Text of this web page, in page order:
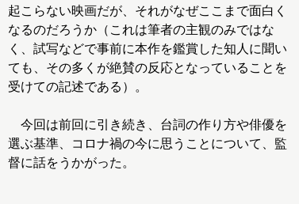
起こらない映画だが、それがなぜここまで面白く
なるのだろうか（これは筆者の主観のみではな
く、試写などで事前に本作を鑑賞した知人に聞い
ても、その多くが絶賛の反応となっていることを
受けての記述である）。
今回は前回に引き続き、台詞の作り方や俳優を
選ぶ基準、コロナ禍の今に思うことについて、監
督に話をうかがった。